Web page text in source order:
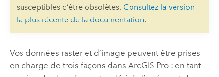
susceptibles d’être obsolètes. Consultez la version
la plus récente de la documentation.
Vos données raster et d’image peuvent être prises
en charge de trois façons dans ArcGIS Pro: en tant